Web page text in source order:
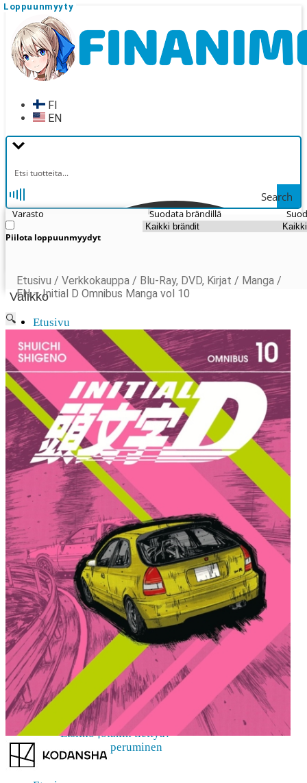
Siirry
navigointiin
Siirry
sisältöön
FI
EN
Search
Varasto
Piilota loppuunmyydyt
Suodata brändillä
Valikko
Etusivu
Ajankohtaisia asioita
Verkkokauppa
Mitä lahjaksi animefanille?
Viimeksi saapuneita
Myymälä & Showroom
Resurssit
Figuurien keräily harrastukse …
Tapahtumat
Anime-retket
Huomioitavia asioita
Anohana
Clannad
Elfen Lied
Fate/Stay Night & Fate/Zero
Haruhi Suzumiya
Higurashi
Kimi no Na Wa
Miss Kobayashi’s Dragon Maid
Oreimo
Sanasto
MMD
AMV
Akihabara-opas
Shoppailua Akibassa
Pepakura
Mobiilipelaaminen
Ota yhteyttä
Usein Kysyttyä
Lisätietoja ennakkotilauksist …
Etsitkö jotakin tiettyä?
Tilauksen peruminen
Uutiskirje
Etusivu / Verkkokauppa / Blu-Ray, DVD, Kirjat / Manga /
EN – Initial D Omnibus Manga vol 10
🔍
Loppuunmyyty